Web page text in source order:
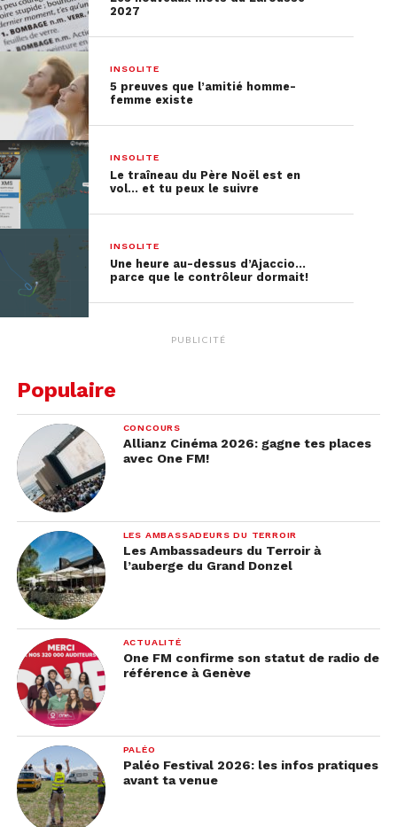
View this post on Instagram
Après avoir regardé cette vidéo, je n’ai qu’une
envie: sauter dans un train direction Zermatt pour
manger une bonne fondue et dévaler les pistes.
Qui est partant ?
2027
INSOLITE
5 preuves que l’amitié homme-
femme existe
INSOLITE
Le traîneau du Père Noël est en
vol… et tu peux le suivre
INSOLITE
Une heure au-dessus d’Ajaccio…
parce que le contrôleur dormait!
PUBLICITÉ
Populaire
CONCOURS
Allianz Cinéma 2026: gagne tes places
avec One FM!
LES AMBASSADEURS DU TERROIR
Les Ambassadeurs du Terroir à
l’auberge du Grand Donzel
ACTUALITÉ
One FM confirme son statut de radio de
référence à Genève
PALÉO
Paléo Festival 2026: les infos pratiques
avant ta venue